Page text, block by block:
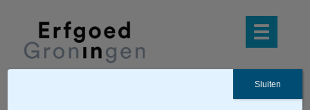
Sluiten